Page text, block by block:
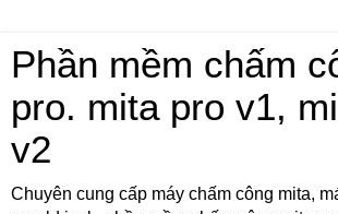
Phần mềm chấm
pro. mita pro v1,
v2
Chuyên cung cấp máy chấm công mita,